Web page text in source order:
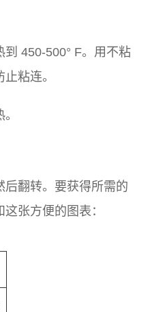
450-500° F。用不粘
粘连。
后翻转。要获得所需的
张方便的图表：